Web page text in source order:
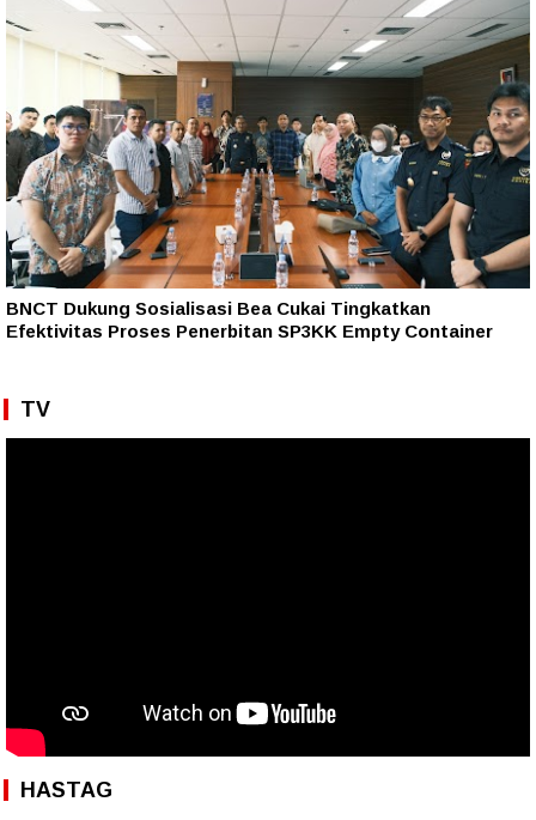
BNCT Dukung Sosialisasi Bea Cukai Tingkatkan
Efektivitas Proses Penerbitan SP3KK Empty Container
TV
HASTAG